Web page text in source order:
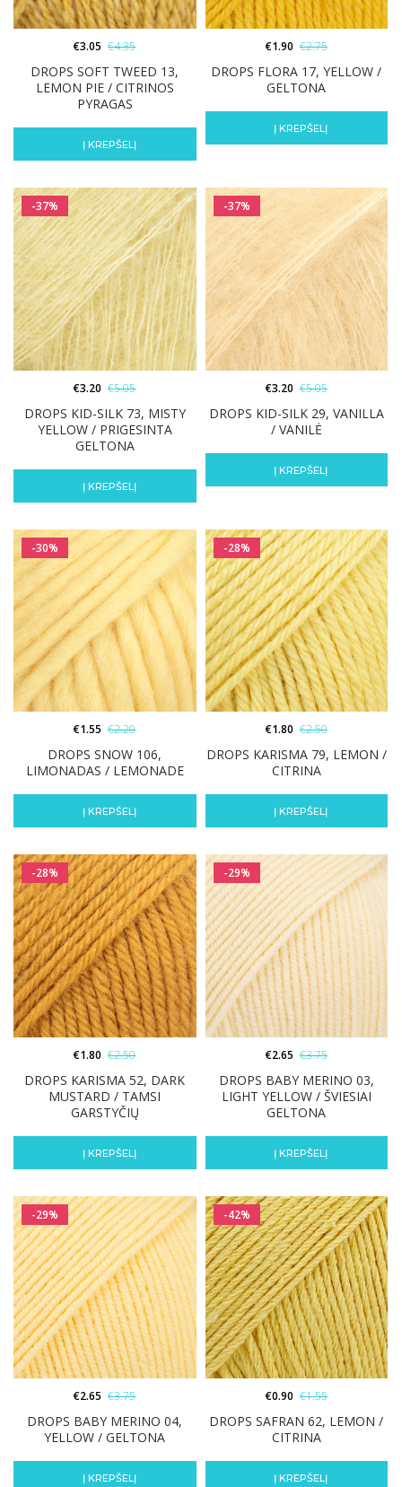
DROPS SOFT TWEED 13,
LEMON PIE / CITRINOS
PYRAGAS
€3.05 €4.35
Į KREPŠELĮ
DROPS FLORA 17, YELLOW /
GELTONA
€1.90 €2.75
Į KREPŠELĮ
-37%
DROPS KID-SILK 73, MISTY
YELLOW / PRIGESINTA
GELTONA
€3.20 €5.05
Į KREPŠELĮ
-37%
DROPS KID-SILK 29, VANILLA
/ VANILĖ
€3.20 €5.05
Į KREPŠELĮ
-30%
DROPS SNOW 106,
LIMONADAS / LEMONADE
€1.55 €2.20
Į KREPŠELĮ
-28%
DROPS KARISMA 79, LEMON /
CITRINA
€1.80 €2.50
Į KREPŠELĮ
-28%
DROPS KARISMA 52, DARK
MUSTARD / TAMSI
GARSTYČIŲ
€1.80 €2.50
Į KREPŠELĮ
-29%
DROPS BABY MERINO 03,
LIGHT YELLOW / ŠVIESIAI
GELTONA
€2.65 €3.75
Į KREPŠELĮ
-29%
DROPS BABY MERINO 04,
YELLOW / GELTONA
€2.65 €3.75
Į KREPŠELĮ
-42%
DROPS SAFRAN 62, LEMON /
CITRINA
€0.90 €1.55
Į KREPŠELĮ